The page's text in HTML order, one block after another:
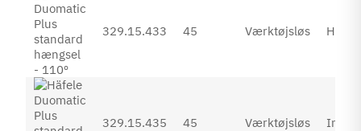
329.15.433 45 Værktøjsløs
329.15.435 45 Værktøjsløs